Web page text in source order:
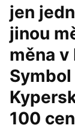
jen
jinou
měna v
100